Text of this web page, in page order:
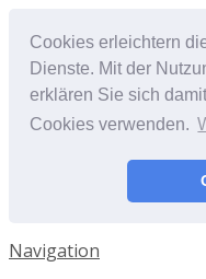
Cookies erleichtern
Dienste. Mit der
erklären Sie sich
Cookies verwenden.
Navigation